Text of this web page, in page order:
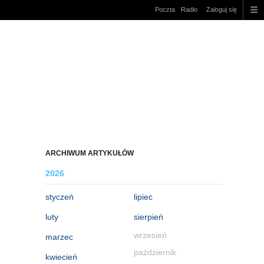
Poczta Radio Zaloguj się
ARCHIWUM ARTYKUŁÓW
2026
styczeń
luty
marzec
kwiecień
lipiec
sierpień
wrzesień
październik